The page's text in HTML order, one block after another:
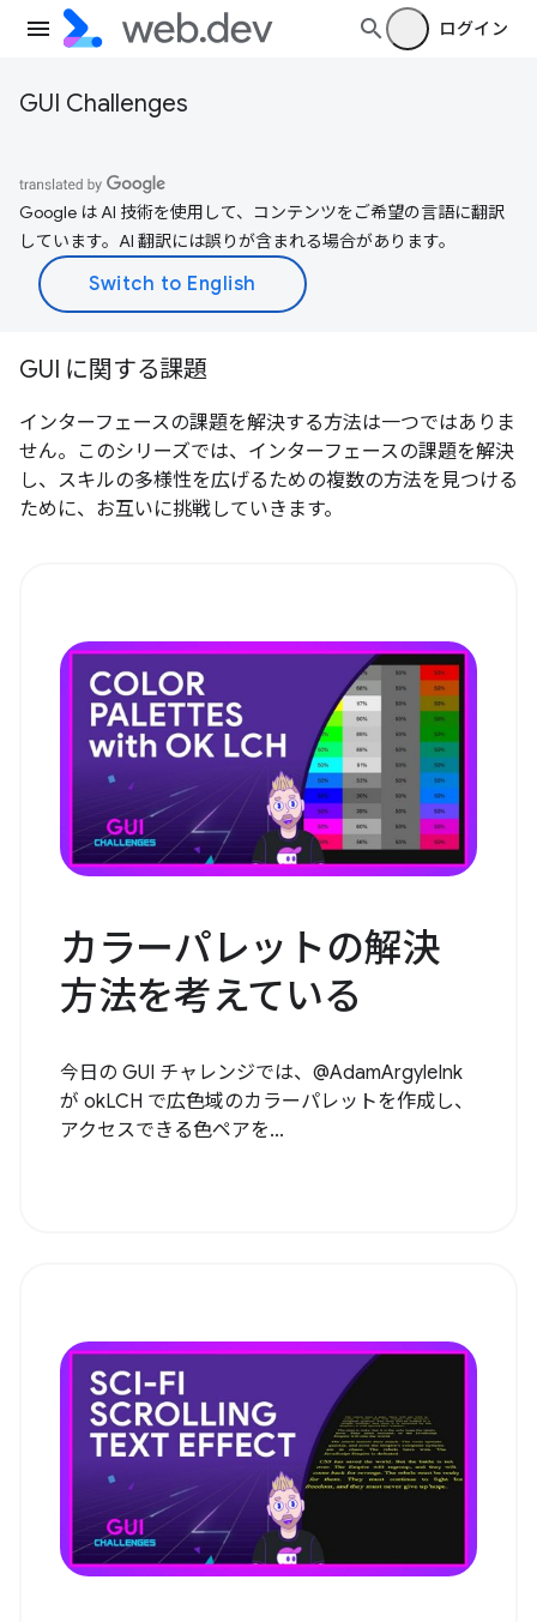
ログイン
GUI Challenges
Google は AI 技術を使用して、コンテンツをご希望の言語に翻訳
しています。AI 翻訳には誤りが含まれる場合があります。
GUI に関する課題
インターフェースの課題を解決する方法は一つではありま
せん。このシリーズでは、インターフェースの課題を解決
し、スキルの多様性を広げるための複数の方法を見つける
ために、お互いに挑戦していきます。
カラーパレットの解決
方法を考えている
今日の GUI チャレンジでは、@AdamArgyleInk
が okLCH で広色域のカラーパレットを作成し、
アクセスできる色ペアを...